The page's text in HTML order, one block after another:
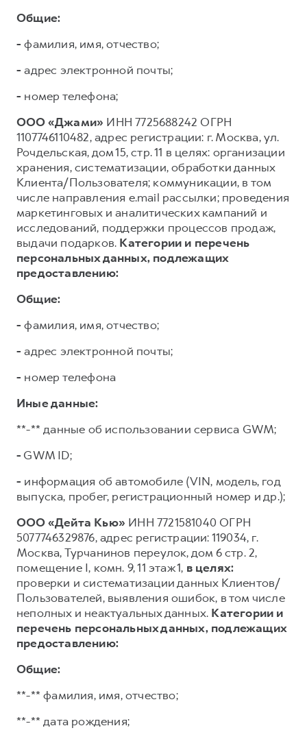
Общие:
- фамилия, имя, отчество;
- адрес электронной почты;
- номер телефона;
ООО «Джами» ИНН 7725688242 ОГРН
1107746110482, адрес регистрации: г. Москва, ул.
Рочдельская, дом 15, стр. 11 в целях: организации
хранения, систематизации, обработки данных
Клиента/Пользователя; коммуникации, в том
числе направления e.mail рассылки; проведения
маркетинговых и аналитических кампаний и
исследований, поддержки процессов продаж,
выдачи подарков. Категории и перечень
персональных данных, подлежащих
предоставлению:
Общие:
- фамилия, имя, отчество;
- адрес электронной почты;
- номер телефона
Иные данные:
**-** данные об использовании сервиса GWM;
- GWM ID;
- информация об автомобиле (VIN, модель, год
выпуска, пробег, регистрационный номер и др.);
ООО «Дейта Кью» ИНН 7721581040 ОГРН
5077746329876, адрес регистрации: 119034, г.
Москва, Турчанинов переулок, дом 6 стр. 2,
помещение I, комн. 9, 11 этаж 1, в целях:
проверки и систематизации данных Клиентов/
Пользователей, выявления ошибок, в том числе
неполных и неактуальных данных. Категории и
перечень персональных данных, подлежащих
предоставлению:
Общие:
**-** фамилия, имя, отчество;
**-** дата рождения;